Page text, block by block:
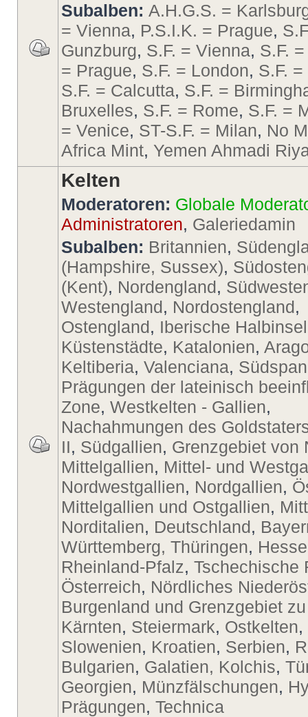
Subalben: A.H.G.S. =
= Vienna, P.S.I.K. = Prague,
Gunzburg, S.F. = Vienna, S.F.
= Prague, S.F. = London, S.F.
S.F. = Calcutta, S.F. =
Bruxelles, S.F. = Rome, S.F. =
= Venice, ST-S.F. = Milan, No
Africa Mint, Yemen Ahmadi
Kelten
Moderatoren: Globale
Administratoren, Galeriedamin
Subalben: Britannien,
(Hampshire, Sussex),
(Kent), Nordengland,
Westengland, Nordostengland,
Ostengland, Iberische Halbinsel
Küstenstädte, Katalonien,
Keltiberia, Valenciana,
Prägungen der lateinisch
Zone, Westkelten - Gallien,
Nachahmungen des
II, Südgallien, Grenzgebiet von
Mittelgallien, Mittel- und
Nordwestgallien, Nordgallien,
Mittelgallien und Ostgallien,
Norditalien, Deutschland,
Württemberg, Thüringen,
Rheinland-Pfalz, Tschechische
Österreich, Nördliches
Burgenland und Grenzgebiet
Kärnten, Steiermark, Ostkelten,
Slowenien, Kroatien, Serbien,
Bulgarien, Galatien, Kolchis,
Georgien, Münzfälschungen,
Prägungen, Technica